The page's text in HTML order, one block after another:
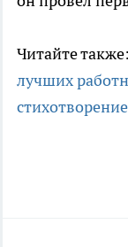
Читайте также:
лучших